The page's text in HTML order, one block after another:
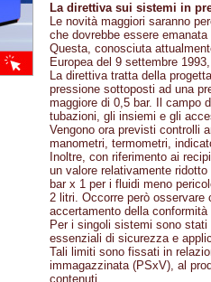
La direttiva sui sistemi in
Le novità maggiori saranno
che dovrebbe essere
Questa, conosciuta
Europea del 9 settembre
La direttiva tratta della
pressione sottoposti ad una
maggiore di 0,5 bar. Il campo
tubazioni, gli insiemi e gli
Vengono ora previsti controlli
manometri, termometri,
Inoltre, con riferimento ai
un valore relativamente
bar x 1 per i fluidi meno
2 litri. Occorre però
accertamento della
Per i singoli sistemi sono
essenziali di sicurezza e
Tali limiti sono fissati in
immagazzinata (PSxV), al
contenuti.